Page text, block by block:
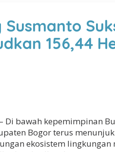
156,44
– Di bawah kepemimpinan
Bogor terus
ekosistem